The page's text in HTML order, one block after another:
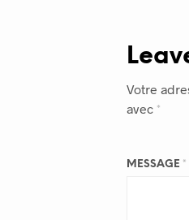
Votre
avec *
MESSAGE *